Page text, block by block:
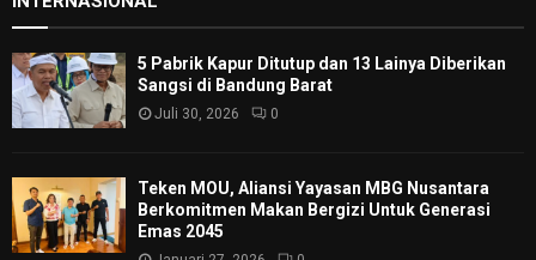
5 Pabrik Kapur Ditutup dan 13 Lainya Diberikan
Sangsi di Bandung Barat
Juli 30, 2026 0
Teken MOU, Aliansi Yayasan MBG Nusantara
Berkomitmen Makan Bergizi Untuk Generasi
Emas 2045